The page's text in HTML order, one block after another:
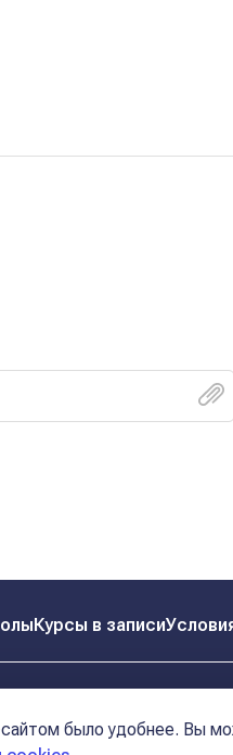
Курсы в записи
Договор оферта (соглашение)
было удобнее. Вы